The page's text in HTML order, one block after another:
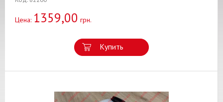
Цена: 1359,00 грн.
Купить